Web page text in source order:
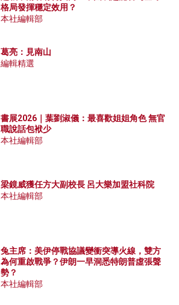
格局發揮穩定效用？
本社編輯部
葛亮：見南山
編輯精選
書展2026｜葉劉淑儀：最喜歡姐姐角色 無官
職說話包袱少
本社編輯部
梁鏡威獲任方大副校長 呂大樂加盟社科院
本社編輯部
兔主席：美伊停戰協議變衝突導火線，雙方
為何重啟戰爭？伊朗一早洞悉特朗普虛張聲
勢？
本社編輯部